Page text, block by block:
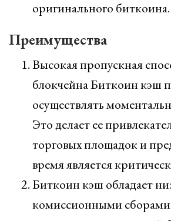
оригинального биткоина.
Преимущества
Высокая пропускная
блокчейна Биткоин кэш
осуществлять
Это делает ее
торговых площадок и
время является
Биткоин кэш обладает
комиссионными